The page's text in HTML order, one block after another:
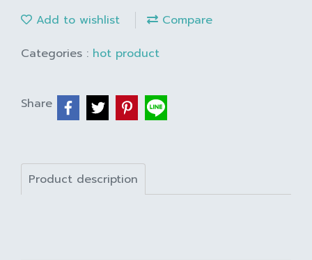
Add to wishlist
Compare
Categories : hot product
Share
Product description